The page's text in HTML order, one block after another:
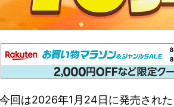
今回は2026年1月24日に発売された